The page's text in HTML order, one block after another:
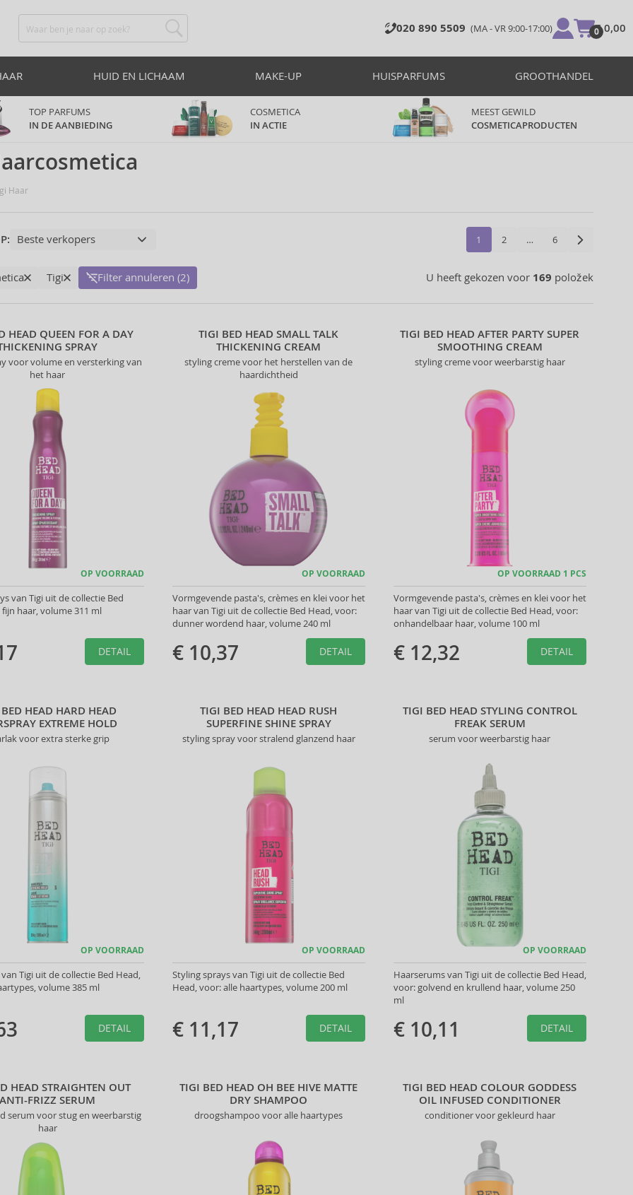
020 890 5509 (MA - VR 9:00-17:00) 0
€ 0,00
HUID EN LICHAAM MAKE-UP HUISPARFUMS GROOTHANDEL
TOP PARFUMS
IN DE AANBIEDING
COSMETICA
IN ACTIE
MEEST GEWILD
COSMETICAPRODUCTEN
Haar
1 2 … 6
U heeft gekozen voor 169 položek
Tigi Filter annuleren (2)
HEAD QUEEN FOR A DAY
SPRAY
voor volume en versterking van
het haar
OP VOORRAAD
van Tigi uit de collectie Bed
haar, volume 311 ml
DETAIL
TIGI BED HEAD SMALL TALK
THICKENING CREAM
styling creme voor het herstellen van de
haardichtheid
OP VOORRAAD
Vormgevende pasta's, crèmes en klei voor het
haar van Tigi uit de collectie Bed Head, voor:
dunner wordend haar, volume 240 ml
€ 10,37 DETAIL
TIGI BED HEAD AFTER PARTY SUPER
SMOOTHING CREAM
styling creme voor weerbarstig haar
OP VOORRAAD 1 PCS
Vormgevende pasta's, crèmes en klei voor het
haar van Tigi uit de collectie Bed Head, voor:
onhandelbaar haar, volume 100 ml
€ 12,32 DETAIL
HEAD HARD HEAD
EXTREME HOLD
voor extra sterke grip
OP VOORRAAD
Tigi uit de collectie Bed Head,
volume 385 ml
DETAIL
TIGI BED HEAD HEAD RUSH
SUPERFINE SHINE SPRAY
styling spray voor stralend glanzend haar
OP VOORRAAD
Styling sprays van Tigi uit de collectie Bed
Head, voor: alle haartypes, volume 200 ml
€ 11,17 DETAIL
TIGI BED HEAD STYLING CONTROL
FREAK SERUM
serum voor weerbarstig haar
OP VOORRAAD
Haarserums van Tigi uit de collectie Bed Head,
voor: golvend en krullend haar, volume 250
ml
€ 10,11 DETAIL
HEAD STRAIGHTEN OUT
ANTI-FRIZZ SERUM
serum voor stug en weerbarstig
haar
TIGI BED HEAD OH BEE HIVE MATTE
DRY SHAMPOO
droogshampoo voor alle haartypes
TIGI BED HEAD COLOUR GODDESS
OIL INFUSED CONDITIONER
conditioner voor gekleurd haar